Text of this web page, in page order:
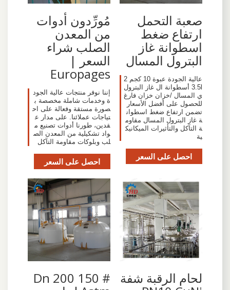
صعبة التحمل
ارتفاع ضغط
اسطوانة غاز
البترول المسال
عالية الجودة عبوة 10 كجم 2
3.5l أسطوانة ال غاز البترول
ي المسال /خزان خزان فارغ
للحصول على أفضل الأسعار
تضمن ارتفاع ضغط اسطوان
ة غاز البترول المسال مقاوم
ة التآكل والتأثيرات الميكانيك
ية
احصل على السعر
مُورِّدون أدوات
من المعدن
الصلب شراء
السعر |
Europages
إننا نوفر منتجات عالية الجود
ة وخدمات شاملة مخصصة ب
صورة مستقة وفعالة على اح
تياجات عملائنا. على مدار ع
قدين، طورنا أدوات تصنيع م
واد تشكيلية من المعدن الص
لب وبلوكات مقاومة التآكل
احصل على السعر
لحام الرقبة شفة Dn 200 150 #